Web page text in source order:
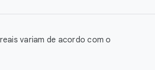
variam de acordo com o